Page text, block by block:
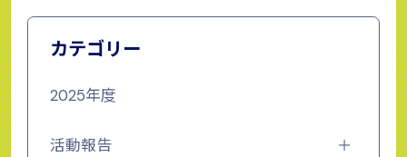
カテゴリー
2025年度
活動報告